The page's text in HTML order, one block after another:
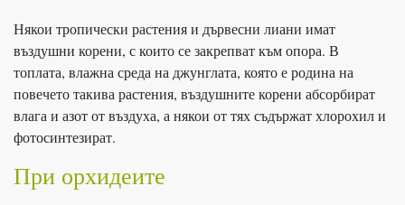
Някои тропически растения и дървесни лиани имат
въздушни корени, с които се закрепват към опора. В
топлата, влажна среда на джунглата, която е родина на
повечето такива растения, въздушните корени абсорбират
влага и азот от въздуха, а някои от тях съдържат хлорохил и
фотосинтезират.
При орхидеите